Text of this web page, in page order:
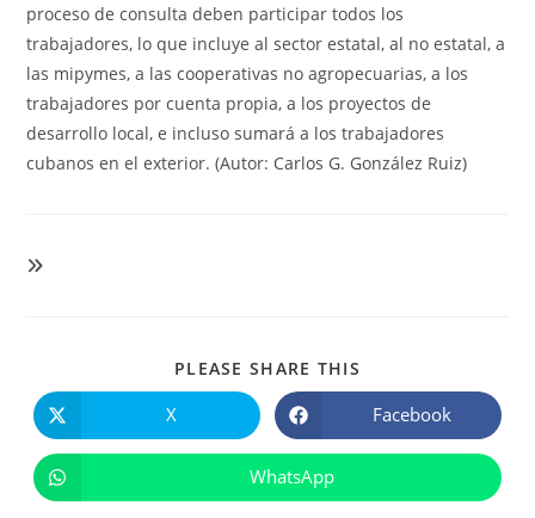
proceso de consulta deben participar todos los
trabajadores, lo que incluye al sector estatal, al no estatal, a
las mipymes, a las cooperativas no agropecuarias, a los
trabajadores por cuenta propia, a los proyectos de
desarrollo local, e incluso sumará a los trabajadores
cubanos en el exterior. (Autor: Carlos G. González Ruiz)
PLEASE SHARE THIS
abre
en
ventana
X Se
abre
en
ventana
Facebook
Se
abre
WhatsApp